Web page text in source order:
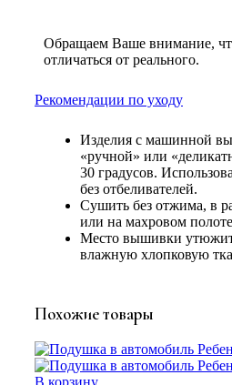
Обращаем Ваше внимание,
отличаться от реального.
Рекомендации по уходу
Изделия с машинной
«ручной» или
30 градусов.
без отбеливателей.
Сушить без отжима, в
или на махровом
Место вышивки
влажную хлопковую
Похожие товары
В корзину